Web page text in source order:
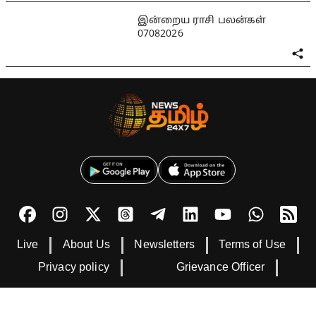
இன்றைய ராசி பலன்கள்
07082026
Live About Us Newsletters
Terms of Use
Privacy policy
Grievance Officer